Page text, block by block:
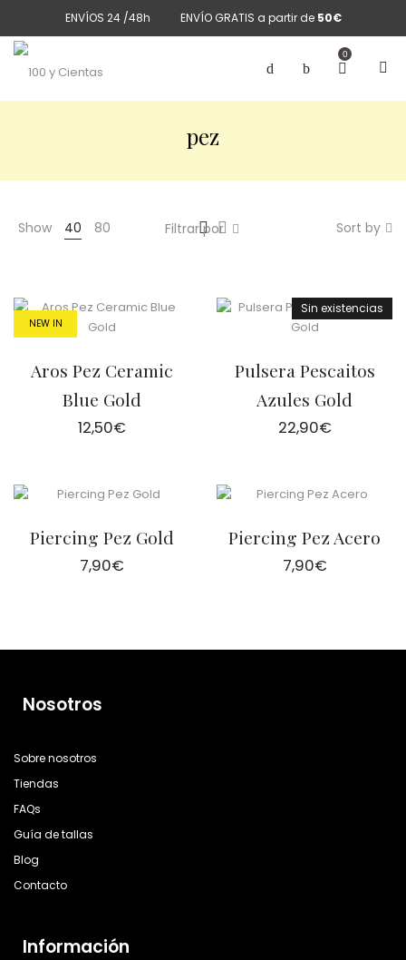
ENVÍOS 24 /48h ENVÍO GRATIS a partir de 50€
0
pez
Show 40 80 Sort by
Filtrar por
NEW IN
Aros Pez Ceramic
Blue Gold
12,50€
Sin existencias
Pulsera Pescaitos
Azules Gold
22,90€
Piercing Pez Gold
7,90€
Piercing Pez Acero
7,90€
Nosotros
Sobre nosotros
Tiendas
FAQs
Guía de tallas
Blog
Contacto
Información